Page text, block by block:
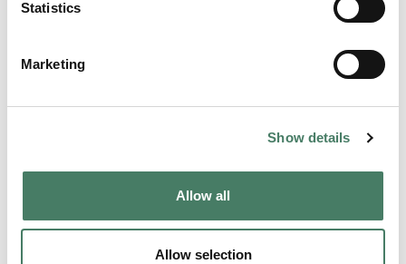
Statistics
Marketing
Show details
Allow all
Allow selection
innen kjøreegenskaper til C-SUVene. Uncharted får
salgstart og får samme bakkeklatring som Solterra på